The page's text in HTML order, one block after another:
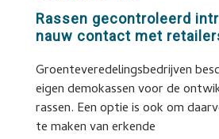
Rassen gecontroleerd
nauw contact met
Groenteveredelingsbedrijven
eigen demokassen voor de
rassen. Een optie is ook om
te maken van erkende